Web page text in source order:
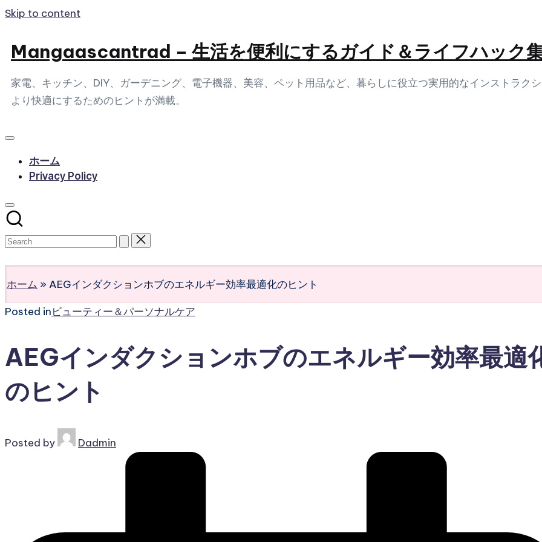
Skip to content
Mangaascantrad – 生活を便利にするガイド＆ライフハック
家電、キッチン、DIY、ガーデニング、電子機器、美容、ペット用品など、暮らしに役立つ実用的なインストラク
より快適にするためのヒントが満載。
ホーム
Privacy Policy
ホーム » AEGインダクションホブのエネルギー効率最適化のヒント
Posted inビューティー＆パーソナルケア
AEGインダクションホブのエネルギー効率最適
のヒント
Posted by Dadmin